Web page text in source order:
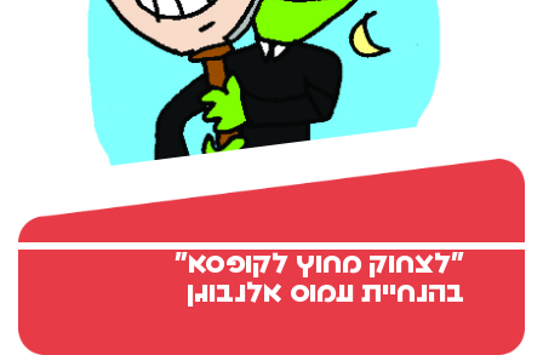
צור קשר
"לצחוק מחוץ לקופסא"
בהנחיית עמוס אלנבוגן